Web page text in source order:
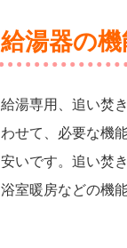
給湯器の
給湯専用、追い焚
わせて、必要な機
安いです。追い焚
浴室暖房などの機